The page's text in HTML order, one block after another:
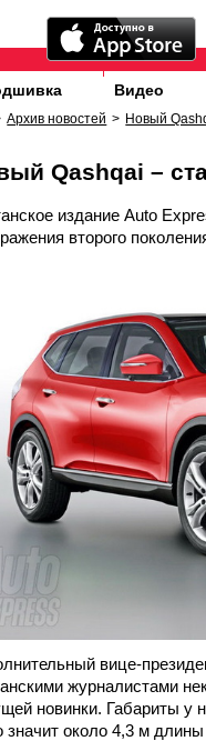
Видео
Архив новостей > Новый
Qashqai –
издание Auto
второго
вице-
журналистами
новинки. Габариты у
значит около 4,3 м